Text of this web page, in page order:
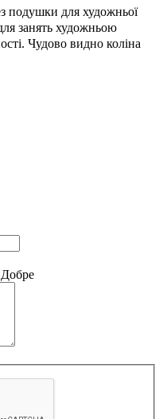
подушки для художньої
занять художньою
Чудово видно коліна
Добре